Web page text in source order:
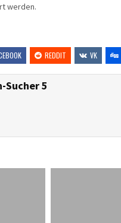
werden.
REDDIT VK
Sucher 5